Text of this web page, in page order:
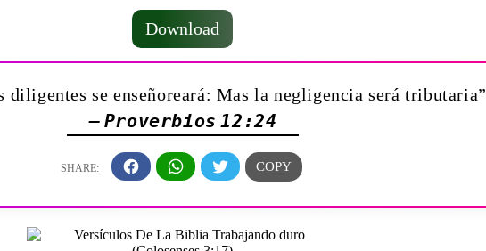
Download
diligentes se enseñoreará: Mas la negligencia será tributaria”
— Proverbios 12:24